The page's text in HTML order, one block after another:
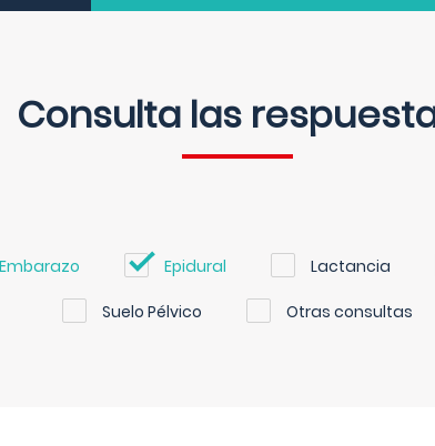
Consulta las
Embarazo Epidural Lactancia
Suelo Pélvico Otras consultas